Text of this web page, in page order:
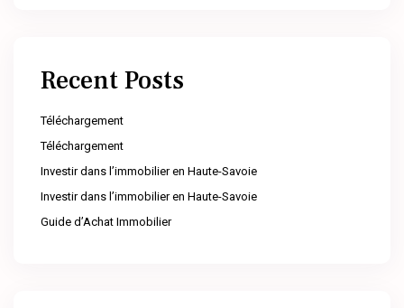
Recent Posts
Téléchargement
Téléchargement
Investir dans l’immobilier en Haute-Savoie
Investir dans l’immobilier en Haute-Savoie
Guide d’Achat Immobilier